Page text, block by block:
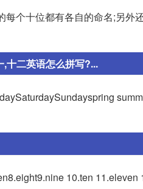
个十位都有各自的命名;另
,十二英语怎么拼写?...
10.ten